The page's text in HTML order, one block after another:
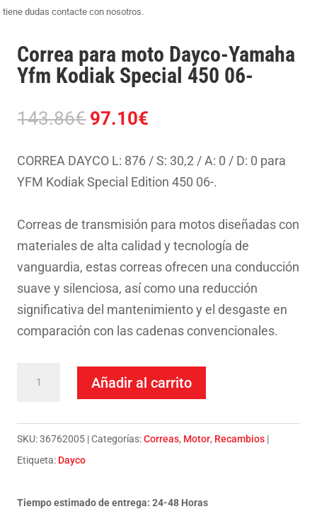
tiene dudas contacte con nosotros.
Correa para moto Dayco-Yamaha
Yfm Kodiak Special 450 06-
143.86€ El
original
era:
97.10€
actual
es:
CORREA DAYCO L: 876 / S: 30,2 / A: 0 / D: 0 para
YFM Kodiak Special Edition 450 06-.
Correas de transmisión para motos diseñadas con
materiales de alta calidad y tecnología de
vanguardia, estas correas ofrecen una conducción
suave y silenciosa, así como una reducción
significativa del mantenimiento y el desgaste en
comparación con las cadenas convencionales.
Dayco-
Yamaha
Kodiak
Añadir al carrito
SKU:36762005 Categorías:Correas, Motor, Recambios
Etiqueta: Dayco
Tiempo estimado de entrega: 24-48 Horas